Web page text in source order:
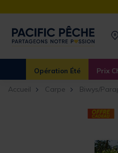
Opération Été Prix
Accueil Carpe Biwys/